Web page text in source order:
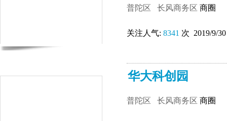
普陀区 长风商务区 商圈
关注人气: 8341 次 2019/9/30
华大科创园
普陀区 长风商务区 商圈